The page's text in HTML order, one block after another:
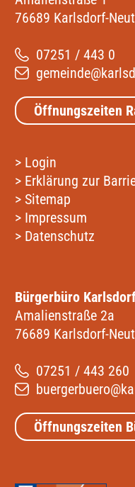
76689 Karlsdorf-
07251 / 443 0
Öffnungszeiten
> Login
> Erklärung zur
> Sitemap
> Impressum
> Datenschutz
Bürgerbüro
Amalienstraße 2a
76689 Karlsdorf-
07251 / 443 260
Öffnungszeiten